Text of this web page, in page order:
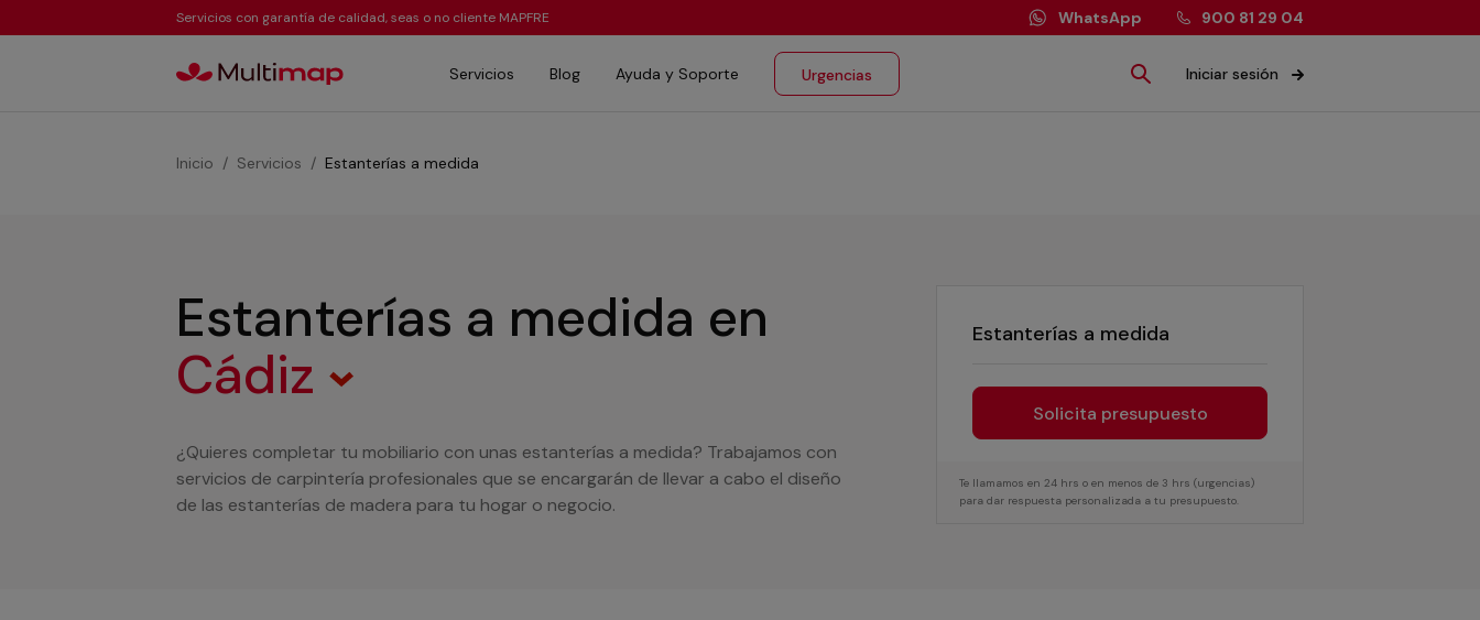
Servicios con garantía de calidad, seas o no cliente MAPFRE WhatsApp 900 81 29 04
Servicios Blog Ayuda y Soporte Urgencias Iniciar sesión
Inicio Servicios Estanterías a medida
Estanterías a medida
Solicita presupuesto
Te llamamos en 24 hrs o en menos de 3 hrs (urgencias)
para dar respuesta personalizada a tu presupuesto.
Estanterías a medida en
Cádiz
¿Quieres completar tu mobiliario con unas estanterías a medida? Trabajamos con
servicios de carpintería profesionales que se encargarán de llevar a cabo el diseño
de las estanterías de madera para tu hogar o negocio.